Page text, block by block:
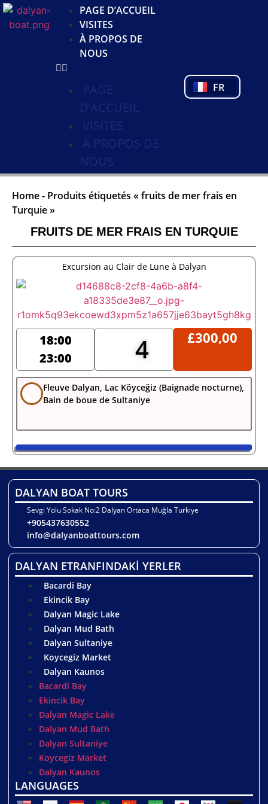
PAGE D’ACCUEIL
VISITES
À PROPOS DE
NOUS
PAGE
D’ACCUEIL
VISITES
À PROPOS DE
NOUS
FR
PT
TR
Home- Produits étiquetés « fruits de mer frais en
Turquie »
FRUITS DE MER FRAIS EN TURQUIE
Excursion au Clair de Lune à Dalyan
18:00
23:00
4 £300,00
Fleuve Dalyan, Lac Köyceğiz (Baignade nocturne),
Bain de boue de Sultaniye
DALYAN BOAT TOURS
Sevgi Yolu Sokak No:2 Dalyan Ortaca Muğla Turkiye
+905437630552
info@dalyanboattours.com
DALYAN ETRANFINDAKİ YERLER
Bacardi Bay
Ekincik Bay
Dalyan Magic Lake
Dalyan Mud Bath
Dalyan Sultaniye
Koycegiz Market
Dalyan Kaunos
Bacardi Bay
Ekincik Bay
Dalyan Magic Lake
Dalyan Mud Bath
Dalyan Sultaniye
Koycegiz Market
Dalyan Kaunos
LANGUAGES